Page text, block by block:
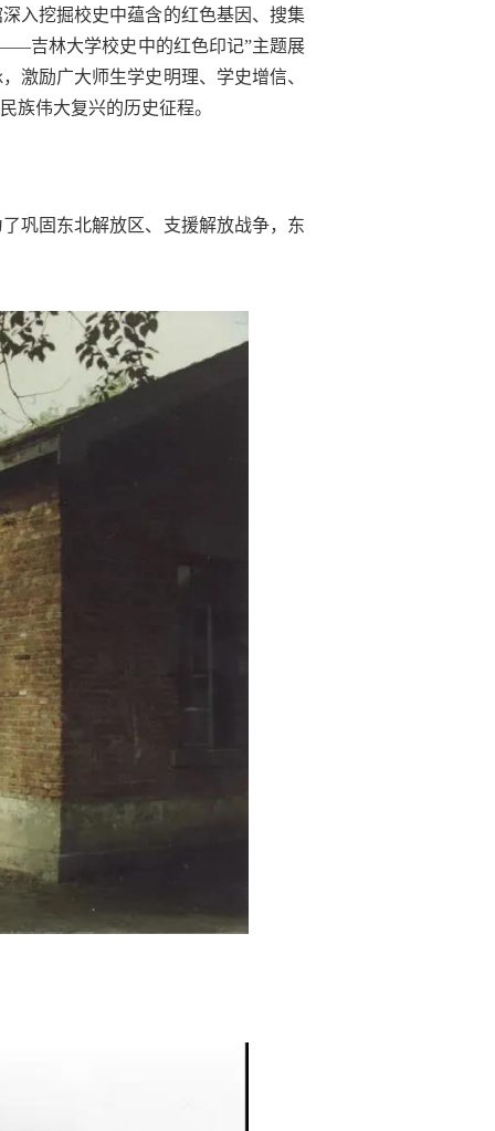
入挖掘校史中蕴含的红色基因、搜集
吉林大学校史中的红色印记”主题展
激励广大师生学史明理、学史增信、
族伟大复兴的历史征程。
巩固东北解放区、支援解放战争，东